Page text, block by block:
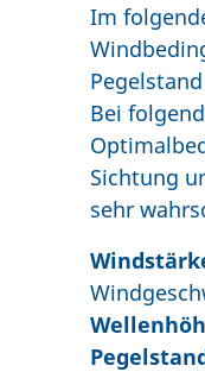
Im
Bei
Sichtung
sehr